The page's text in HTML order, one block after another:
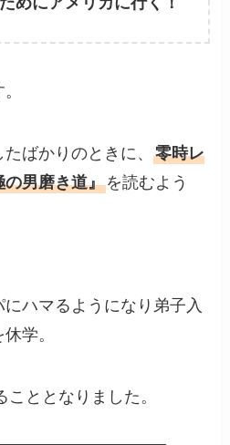
たばかりのときに、零時レ
の男磨き道』を読むよう
ハマるようになり弟子入
学。
こととなりました。